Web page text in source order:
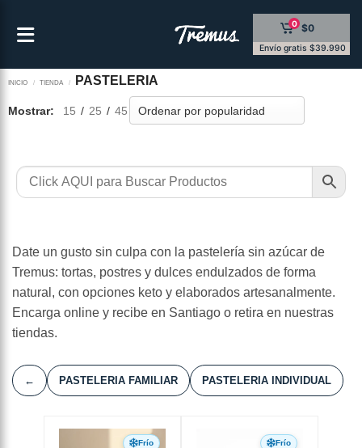
0 $0
Envío gratis $39.990
INICIO / TIENDA / PASTELERIA
Mostrar: 15 / 25 / 45
Date un gusto sin culpa con la pastelería sin azúcar de
Tremus: tortas, postres y dulces endulzados de forma
natural, con opciones keto y elaborados artesanalmente.
Encarga online y recibe en Santiago o retira en nuestras
tiendas.
← PASTELERIA FAMILIAR PASTELERIA INDIVIDUAL
Frío Frío